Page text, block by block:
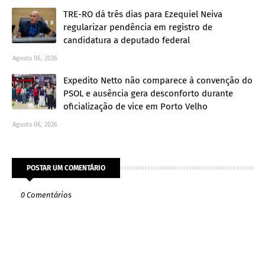
TRE-RO dá três dias para Ezequiel Neiva
regularizar pendência em registro de
candidatura a deputado federal
Agosto 06, 2026
Expedito Netto não comparece à convenção do
PSOL e ausência gera desconforto durante
oficialização de vice em Porto Velho
Agosto 06, 2026
POSTAR UM COMENTÁRIO
0 Comentários